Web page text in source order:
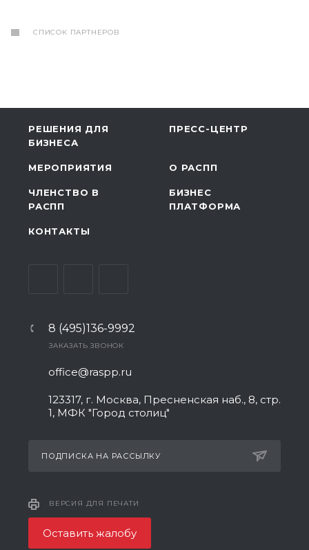
СПИСОК ПАРТНЕРОВ
РЕШЕНИЯ ДЛЯ
БИЗНЕСА
ПРЕСС-ЦЕНТР
МЕРОПРИЯТИЯ О РАСПП
ЧЛЕНСТВО В
РАСПП
БИЗНЕС
ПЛАТФОРМА
КОНТАКТЫ
8 (495)136-9992
ЗАКАЗАТЬ ЗВОНОК
office@raspp.ru
123317, г. Москва, Пресненская наб., 8, стр.
1, МФК "Город столиц"
ПОДПИСКА НА РАССЫЛКУ
ВЕРСИЯ ДЛЯ ПЕЧАТИ
Оставить жалобу